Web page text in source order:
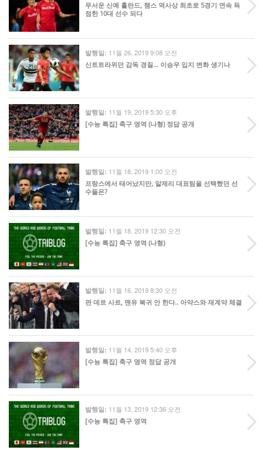
무서운 신예 홀란드, 챔스 역사상 최초로 5경기 연속 득
점한 10대 선수 되다
발행일: 11월 26, 2019 9:08 오전
신트트라위던 감독 경질… 이승우 입지 변화 생기나
발행일: 11월 19, 2019 5:30 오후
[수능 특집] 축구 영역 (나형) 정답 공개
발행일: 11월 18, 2019 1:00 오전
프랑스에서 태어났지만, 알제리 대표팀을 선택했던 선
수들은?
발행일: 11월 18, 2019 12:30 오전
[수능 특집] 축구 영역 (나형)
발행일: 11월 16, 2019 8:30 오전
판 데르 사르, 맨유 복귀 안 한다.. 아약스와 재계약 체결
발행일: 11월 14, 2019 5:40 오후
[수능 특집] 축구 영역 정답 공개
발행일: 11월 13, 2019 12:36 오전
[수능 특집] 축구 영역